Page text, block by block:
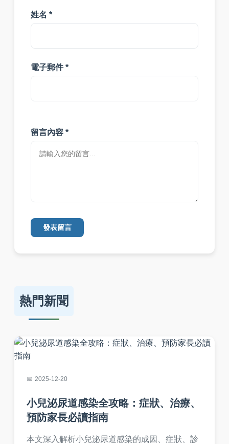
姓名 *
電子郵件 *
留言內容 *
發表留言
熱門新聞
2025-12-20
小兒泌尿道感染全攻略：症狀、治療、
預防家長必讀指南
本文深入解析小兒泌尿道感染的成因、症狀、診